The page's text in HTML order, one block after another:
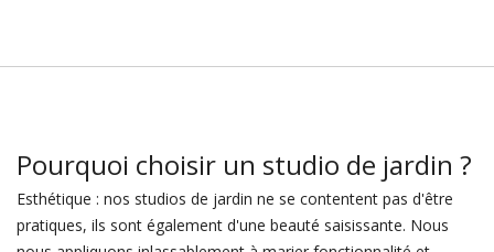
Pourquoi choisir un studio de jardin ?
Esthétique : nos studios de jardin ne se contentent pas d'être
pratiques, ils sont également d'une beauté saisissante. Nous